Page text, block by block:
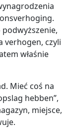
verhogen, czyli
właśnie
Mieć coś na
hebben”,
miejsce,